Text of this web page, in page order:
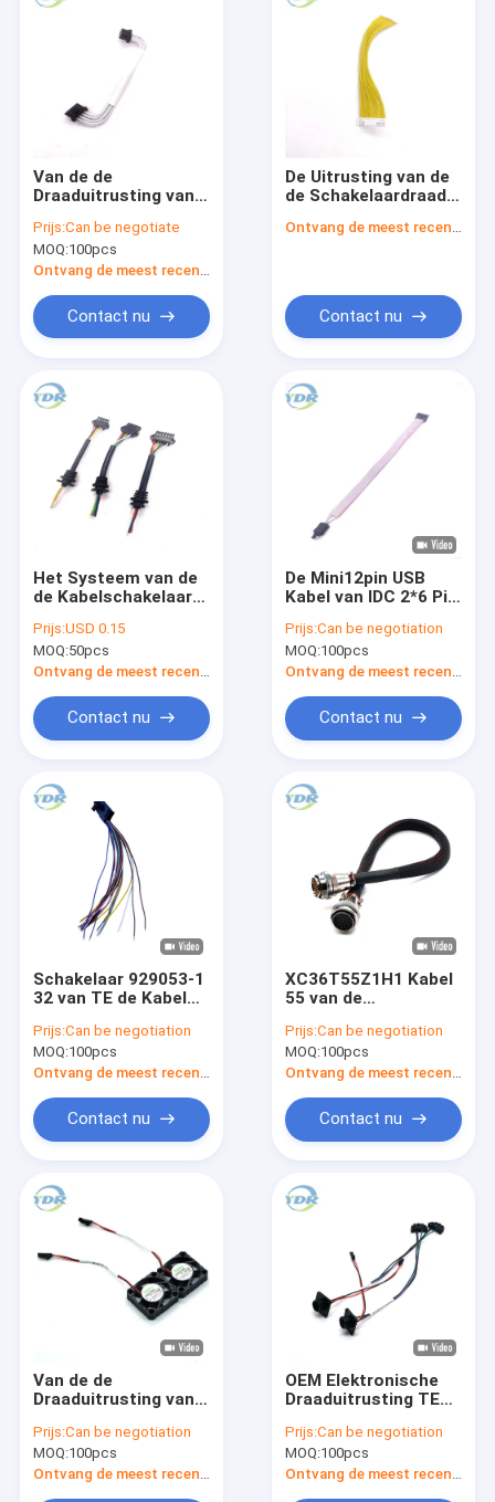
Producten
Ongeveer ons
Fabrieksreis
VR
Elektronische Draaduitrusting
De Uitrusting van de batterijdraad
Het Netwerkkabel van Rj45ethernet
LVDS-Vertoningskabel
Gelijkstroom-de Kabel van de Machtsadapter
De Kabels van de batterijschakelaar
De Vlakke Kabel van IDC
Periodieke Gegevenskabels
Van de LEIDENE Uitrusting Indicator de Lichte Draad
Het Comité zet Kabels op
Elektrojumper wire
De Schakelaars van de draaduitrusting
De Schakelaar van de kringsraad
De Vergaarbakstop van de batterijschakelaar
Van de de
Draaduitrusting van
van het de
Interconnectiesysteem
de Kabelassemblage
Prijs:Can be negotiate
MOQ:100pcs
Ontvang de meest recente Prijs
Contact nu
De Uitrusting van de
de Schakelaardraad
Ontvang de meest recente Prijs
Contact nu
Het Systeem van de
de Kabelschakelaar
Professioneel
Gebruik
Prijs:USD 0.15
MOQ:50pcs
Ontvang de meest recente Prijs
Contact nu
De Mini12pin USB
Kabel van IDC 2*6 Pin
Prijs:Can be negotiation
MOQ:100pcs
Ontvang de meest recente Prijs
Contact nu
Schakelaar 929053-1
32 van TE de Kabel
Draaduitrusting van
Pin Terminal 5-
963715-6
Prijs:Can be negotiation
MOQ:100pcs
Ontvang de meest recente Prijs
Contact nu
XC36T55Z1H1 Kabel
55 van de
de Kabel van de de
Draaduitrusting van
de Kernstop
Prijs:Can be negotiation
MOQ:100pcs
Ontvang de meest recente Prijs
Contact nu
Van de de
Draaduitrusting van
Kabel F410T-05LC
aan Molex
0050579402
Prijs:Can be negotiation
MOQ:100pcs
Ontvang de meest recente Prijs
OEM Elektronische
Draaduitrusting TE
50579402 Schakelaar
xg5n-101-u
Prijs:Can be negotiation
MOQ:100pcs
Ontvang de meest recente Prijs